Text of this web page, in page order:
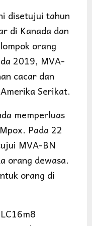
disetujui tahun
di Kanada dan
orang
2019, MVA-
cacar dan
Serikat.
memperluas
Pada 22
MVA-BN
orang dewasa.
orang di